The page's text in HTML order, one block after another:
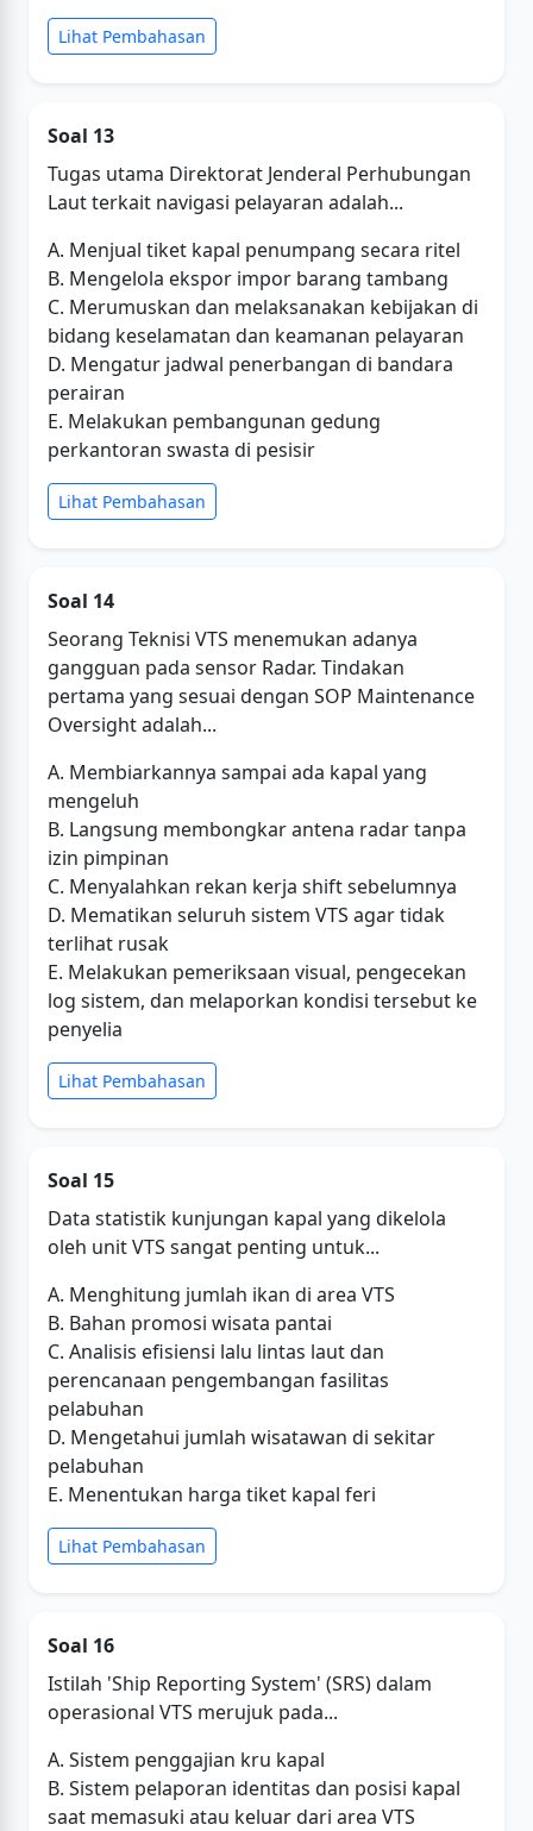
Lihat Pembahasan
Soal 13
Tugas utama Direktorat Jenderal Perhubungan
Laut terkait navigasi pelayaran adalah...
A. Menjual tiket kapal penumpang secara ritel
B. Mengelola ekspor impor barang tambang
C. Merumuskan dan melaksanakan kebijakan di
bidang keselamatan dan keamanan pelayaran
D. Mengatur jadwal penerbangan di bandara
perairan
E. Melakukan pembangunan gedung
perkantoran swasta di pesisir
Lihat Pembahasan
Soal 14
Seorang Teknisi VTS menemukan adanya
gangguan pada sensor Radar. Tindakan
pertama yang sesuai dengan SOP Maintenance
Oversight adalah...
A. Membiarkannya sampai ada kapal yang
mengeluh
B. Langsung membongkar antena radar tanpa
izin pimpinan
C. Menyalahkan rekan kerja shift sebelumnya
D. Mematikan seluruh sistem VTS agar tidak
terlihat rusak
E. Melakukan pemeriksaan visual, pengecekan
log sistem, dan melaporkan kondisi tersebut ke
penyelia
Lihat Pembahasan
Soal 15
Data statistik kunjungan kapal yang dikelola
oleh unit VTS sangat penting untuk...
A. Menghitung jumlah ikan di area VTS
B. Bahan promosi wisata pantai
C. Analisis efisiensi lalu lintas laut dan
perencanaan pengembangan fasilitas
pelabuhan
D. Mengetahui jumlah wisatawan di sekitar
pelabuhan
E. Menentukan harga tiket kapal feri
Lihat Pembahasan
Soal 16
Istilah 'Ship Reporting System' (SRS) dalam
operasional VTS merujuk pada...
A. Sistem penggajian kru kapal
B. Sistem pelaporan identitas dan posisi kapal
saat memasuki atau keluar dari area VTS